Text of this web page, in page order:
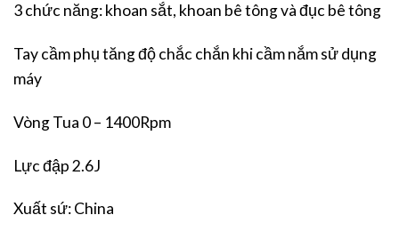
3 chức năng: khoan sắt, khoan bê tông và đục bê tông
Tay cầm phụ tăng độ chắc chắn khi cầm nắm sử dụng
máy
Vòng Tua 0 – 1400Rpm
Lực đập 2.6J
Xuất sứ: China